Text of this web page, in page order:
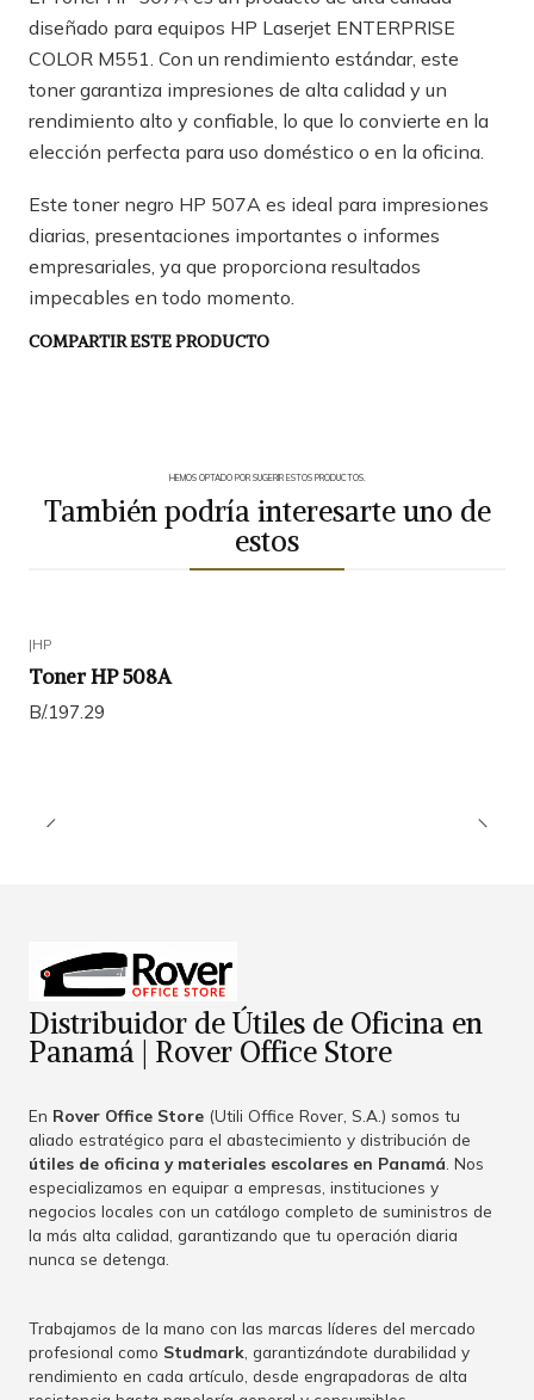
diseñado para equipos HP Laserjet ENTERPRISE
COLOR M551. Con un rendimiento estándar, este
toner garantiza impresiones de alta calidad y un
rendimiento alto y confiable, lo que lo convierte en la
elección perfecta para uso doméstico o en la oficina.
Este toner negro HP 507A es ideal para impresiones
diarias, presentaciones importantes o informes
empresariales, ya que proporciona resultados
impecables en todo momento.
COMPARTIR ESTE PRODUCTO
HEMOS OPTADO POR SUGERIR ESTOS PRODUCTOS.
También podría interesarte uno de
estos
|HP
Toner HP 508A
B/.197.29
Distribuidor de Útiles de Oficina en
Panamá | Rover Office Store
En Rover Office Store (Utili Office Rover, S.A.) somos tu
aliado estratégico para el abastecimiento y distribución de
útiles de oficina y materiales escolares en Panamá . Nos
especializamos en equipar a empresas, instituciones y
negocios locales con un catálogo completo de suministros de
la más alta calidad, garantizando que tu operación diaria
nunca se detenga.
Trabajamos de la mano con las marcas líderes del mercado
profesional como Studmark , garantizándote durabilidad y
rendimiento en cada artículo, desde engrapadoras de alta